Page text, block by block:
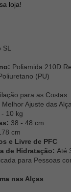
loja!
SL
Poliamida 210D
(PU)
para as Costas
Melhor Ajuste das
- 10 kg
38 - 48 cm
cm
e Livre de PFC
de Hidratação: Até
para Pessoas
nas Alças